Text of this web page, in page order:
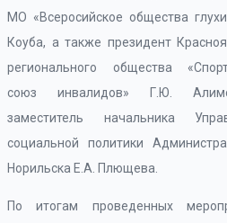
МО «Всеросийское общества
Коуба, а также президент
регионального общества
союз инвалидов» Г.Ю.
заместитель начальника
социальной политики
Норильска Е.А. Плющева.
По итогам проведенных